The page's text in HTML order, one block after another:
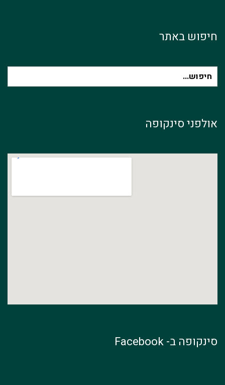
חיפוש באתר
חיפוש
עבור:
אולפני סינקופה
סינקופה ב- Facebook